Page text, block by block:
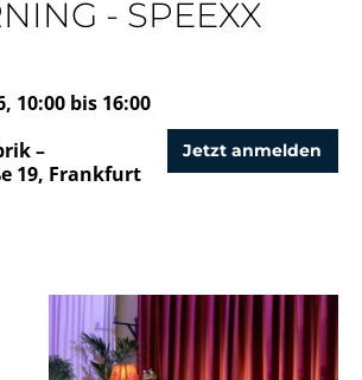
- SPEEXX
10:00 bis 16:00
–
19, Frankfurt
Jetzt anmelden